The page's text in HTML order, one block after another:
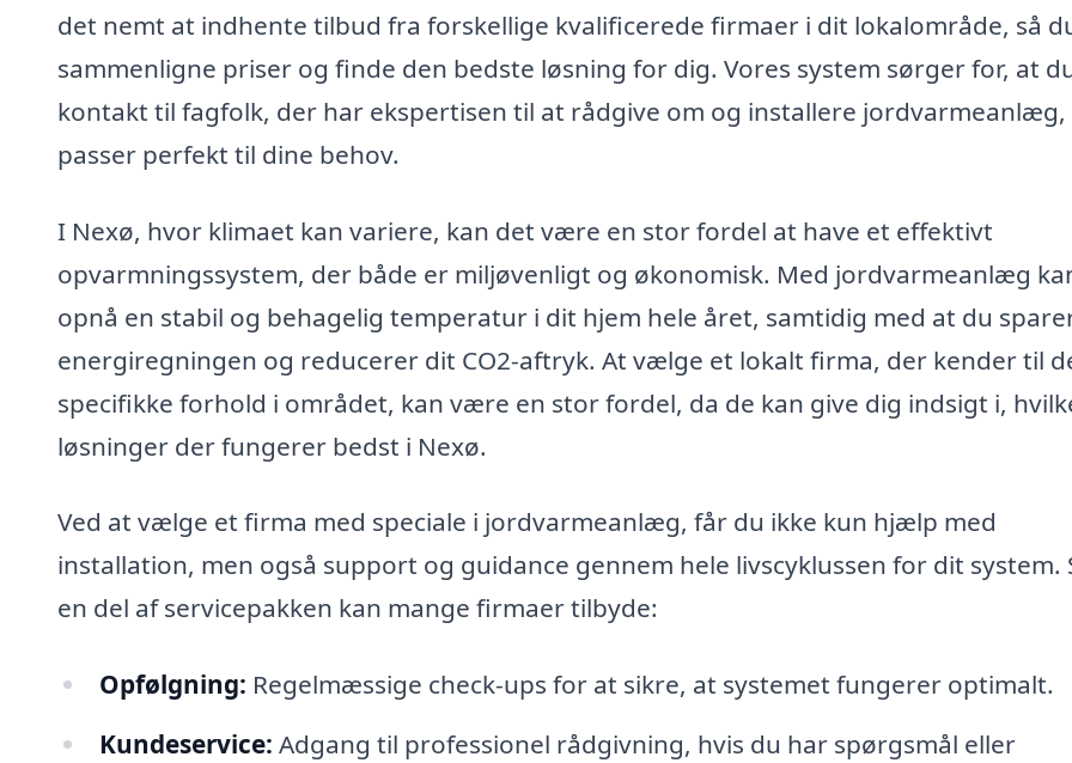
det nemt at indhente tilbud fra forskellige kvalificerede firmaer i dit lokalområde, så
sammenligne priser og finde den bedste løsning for dig. Vores system sørger for, at
kontakt til fagfolk, der har ekspertisen til at rådgive om og installere jordvarmeanlæg,
passer perfekt til dine behov.
I Nexø, hvor klimaet kan variere, kan det være en stor fordel at have et effektivt
opvarmningssystem, der både er miljøvenligt og økonomisk. Med jordvarmeanlæg
opnå en stabil og behagelig temperatur i dit hjem hele året, samtidig med at du
energiregningen og reducerer dit CO2-aftryk. At vælge et lokalt firma, der kender til
specifikke forhold i området, kan være en stor fordel, da de kan give dig indsigt i,
løsninger der fungerer bedst i Nexø.
Ved at vælge et firma med speciale i jordvarmeanlæg, får du ikke kun hjælp med
installation, men også support og guidance gennem hele livscyklussen for dit system.
en del af servicepakken kan mange firmaer tilbyde:
Opfølgning: Regelmæssige check-ups for at sikre, at systemet fungerer optimalt.
Kundeservice: Adgang til professionel rådgivning, hvis du har spørgsmål eller